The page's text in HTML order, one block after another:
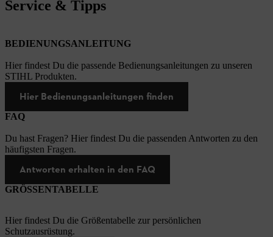
Service & Tipps
BEDIENUNGSANLEITUNG
Hier findest Du die passende Bedienungsanleitungen zu unseren
STIHL Produkten.
Hier Bedienungsanleitungen finden
FAQ
Du hast Fragen? Hier findest Du die passenden Antworten zu den
häufigsten Fragen.
Antworten erhalten in den FAQ
GRÖSSENTABELLE
Hier findest Du die Größentabelle zur persönlichen
Schutzausrüstung.